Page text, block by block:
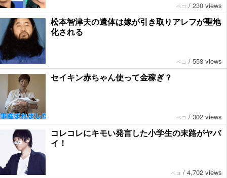
ペコ / 230 views
松本智津夫の遺体は嫁が引き取りアレフが聖地
化される
ペコ / 558 views
セイキン赤ちゃん使って金稼ぎ？
ペコ / 302 views
コレコレにキモい発言した小学生の末路がヤバ
イ！
ペコ / 4,702 views